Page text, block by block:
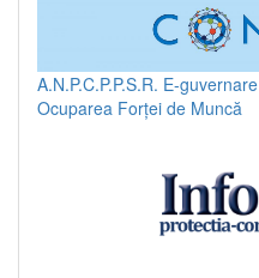
A.N.P.C.P.P.S.R. E-guvernare
Ocuparea Forței de Muncă